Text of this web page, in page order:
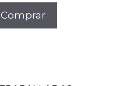
Comprar